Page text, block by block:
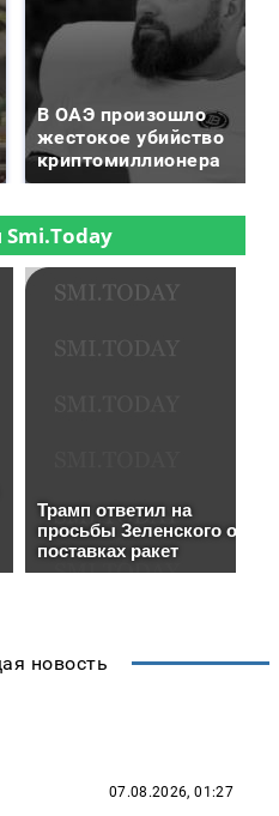
В ОАЭ произошло
жестокое убийство
криптомиллионера
новость
07.08.2026, 01:27